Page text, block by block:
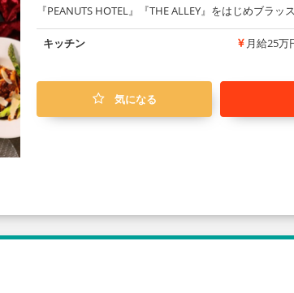
『PEANUTS HOTEL』『THE ALLEY』をはじめブラ
キッチン 月給25万
気になる